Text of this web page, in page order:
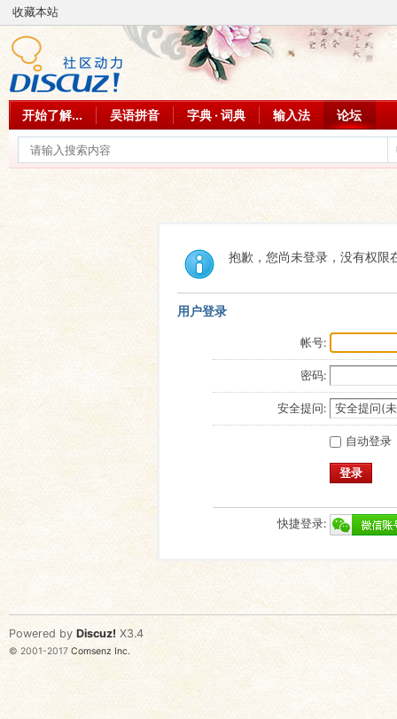
收藏本站
开始了解... 吴语拼音 字典 · 词典 输入法 论坛
抱歉，您尚未登录，没有权限
用户登录
帐号:
密码:
安全提问:
自动登录
登录
快捷登录:
Powered by Discuz! X3.4
© 2001-2017 Comsenz Inc.